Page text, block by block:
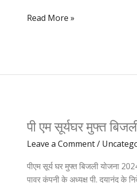
Sungo
Read More »
पी एम सूर्यघर मुफ्त
Leave a Comment/
पीएम सूर्य घर मुफ्त बिजली योजना
पावर कंपनी के अध्यक्ष पी. दयानंद के
पी
एम
मुफ्त
बिजली